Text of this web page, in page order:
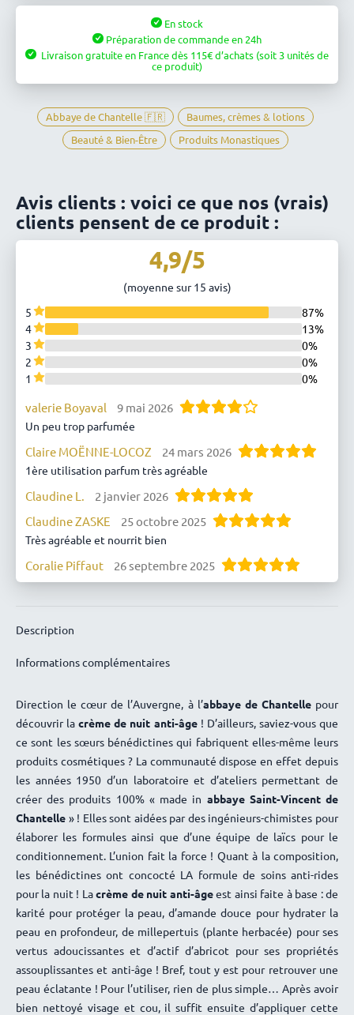
anti-
ge
-
Abbaye
de
En stock
Préparation de commande en 24h
Livraison gratuite en Francedès 115d’achats (soit 3 unités de
ce produit)
Abbaye de Chantelle 🇫🇷
Baumes, crèmes & lotions
Beauté & Bien-Être
Produits Monastiques
Avis clients : voici ce que nos (vrais)
clients pensent de ce produit :
4,9/5
(moyenne sur 15 avis)
5
87%
4
13%
3
0%
2
0%
1
0%
valerie Boyaval 9 mai 2026
Un peu trop parfumée
Claire MOËNNE-LOCOZ 24 mars 2026
1ère utilisation parfum très agréable
Claudine L.
2 janvier 2026
Claudine ZASKE
25 octobre 2025
Très agréable et nourrit bien
Coralie Piffaut 26 septembre 2025
Texture et parfum très agréable
Bien, conforme aux attentes et agréablement parfumée.
Françoise 4 décembre 2024
Bien réceptionné le colis. Merci beaucoup. Et bonne fête de
fin d’année !
Annick 17 septembre 2024
Crème utilisée en crème de jour. Odeur et texture très
agréable.
Agnes 26 juillet 2024
Je viens de recevoir ma commande.
Elle est bien arrivée ; bien emballée; en bon état.
Produits conformes au descriptif.
Merci pour vos produits
Je vais les tester sous peu.
Description
Informations complémentaires
Direction le cœur de l’Auvergne, à l’abbaye de Chantellepour
découvrir lacrème de nuit anti-âge ! D’ailleurs, saviez-vous que
ce sont les sœurs bénédictines qui fabriquent elles-même leurs
produits cosmétiques ? La communauté dispose en effet depuis
les années 1950 d’un laboratoire et d’ateliers permettant de
créer des produits 100% « made in abbaye Saint-Vincent de
Chantelle » ! Elles sont aidées par des ingénieurs-chimistes pour
élaborer les formules ainsi que d’une équipe de laïcs pour le
conditionnement. L’union fait la force ! Quant à la composition,
les bénédictines ont concocté LA formule de soins anti-rides
pour la nuit ! Lacrème de nuit anti-âgeest ainsi faite à base : de
karité pour protéger la peau, d’amande douce pour hydrater la
peau en profondeur, de millepertuis (plante herbacée) pour ses
vertus adoucissantes et d’actif d’abricot pour ses propriétés
assouplissantes et anti-âge ! Bref, tout y est pour retrouver une
peau éclatante ! Pour l’utiliser, rien de plus simple… Après avoir
bien nettoyé visage et cou, il suffit ensuite d’appliquer cette